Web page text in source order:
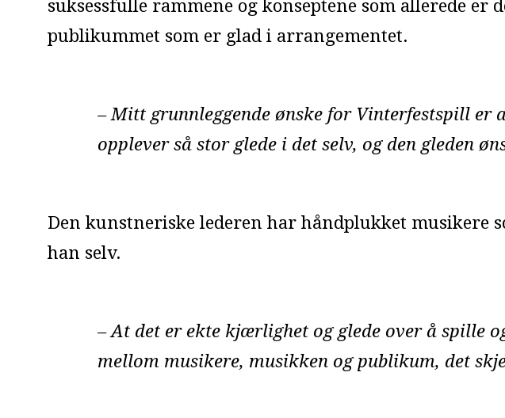
suksessfulle rammene og konseptene som allerede er
publikummet som er glad i arrangementet.
– Mitt grunnleggende ønske for Vinterfestspill er
opplever så stor glede i det selv, og den gleden
Den kunstneriske lederen har håndplukket musikere
han selv.
– At det er ekte kjærlighet og glede over å spille
mellom musikere, musikken og publikum, det